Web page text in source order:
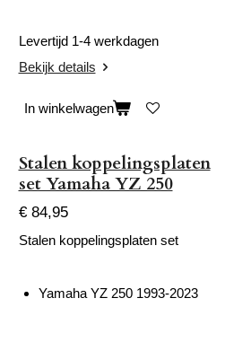
Levertijd 1-4 werkdagen
Bekijk details
In winkelwagen
Stalen koppelingsplaten
set Yamaha YZ 250
€ 84,95
Stalen koppelingsplaten set
Yamaha YZ 250 1993-2023